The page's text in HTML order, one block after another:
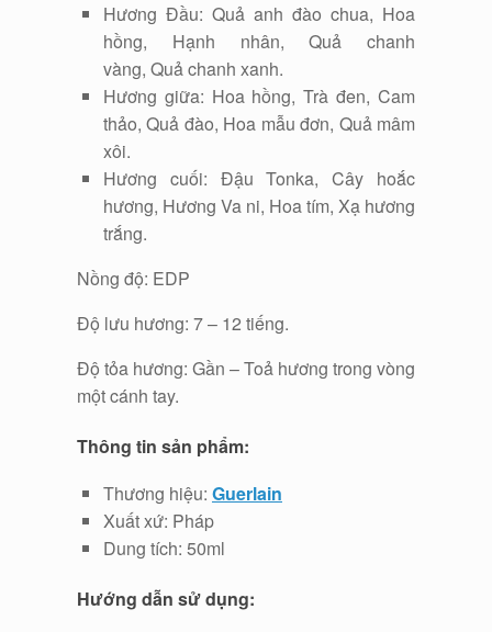
Hương Đầu: Quả anh đào chua, Hoa
hồng, Hạnh nhân, Quả chanh
vàng, Quả chanh xanh.
Hương giữa: Hoa hồng, Trà đen, Cam
thảo, Quả đào, Hoa mẫu đơn, Quả mâm
xôi.
Hương cuối: Đậu Tonka, Cây hoắc
hương, Hương Va ni, Hoa tím, Xạ hương
trắng.
Nồng độ: EDP
Độ lưu hương: 7 – 12 tiếng.
Độ tỏa hương: Gần – Toả hương trong vòng
một cánh tay.
Thông tin sản phẩm:
Thương hiệu: Guerlain
Xuất xứ: Pháp
Dung tích: 50ml
Hướng dẫn sử dụng: